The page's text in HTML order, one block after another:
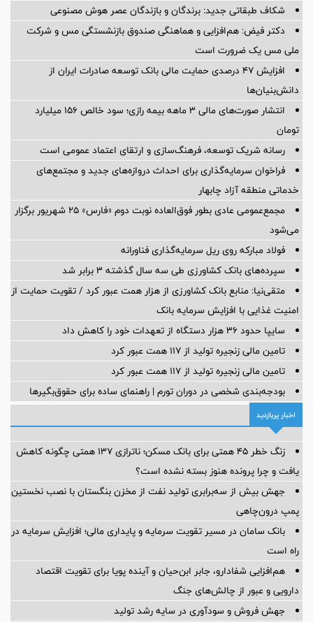
شکاف طبقاتی جدید: برندگان و بازندگان عصر هوش مصنوعی
دکتر فیض: هم‌افزایی و هماهنگی صندوق بازنشستگی مس و شرکت
ملی مس یک ضرورت است
افزایش ۴۷ درصدی حمایت مالی بانک توسعه صادرات ایران از
دانش‌بنیان‌ها
انتشار صورت‌های مالی ۳ ماهه بیمه رازی؛ سود خالص ۱۵۶ میلیارد
تومان
رسانه شریک توسعه، فرهنگ‌سازی و ارتقای اعتماد عمومی است
فراخوان سرمایه‌گذاری برای احداث دروازه‌های جدید و مجتمع‌های
خدماتی منطقه آزاد چابهار
مجمع‌عمومی عادی بطور فوق‌العاده نوبت دوم «فارس» ۲۵ شهریور برگزار
می‌شود
فولاد مبارکه روی ریل سرمایه‌گذاری فناورانه
سپرده‌های بانک کشاورزی طی سه سال گذشته ۳ برابر شد
متقی‌نیا: منابع بانک کشاورزی از هزار همت عبور کرد / تقویت حمایت از
امنیت غذایی با افزایش سرمایه بانک
سایپا حدود ۳۶ هزار دستگاه از تعهدات خود را کاهش داد
تامین مالی زنجیره تولید از 117 همت عبور کرد
تامین مالی زنجیره تولید از 117 همت عبور کرد
بودجه‌بندی شخصی در دوران تورم | راهنمای ساده برای حقوق‌بگیرها
اخبار پربازدید
زنگ خطر ۴۵ همتی برای بانک مسکن؛ ناترازی ۱۳۷ همتی چگونه کاهش
یافت و چرا پرونده هنوز بسته نشده است؟
جهش بیش از سه‌برابری تولید نفت از مخزن بنگستان با نصب نخستین
پمپ درون‌چاهی
بانک سامان در مسیر تقویت سرمایه و پایداری مالی؛ افزایش سرمایه در
راه است
هم‌افزایی شفادارو، جابر ابن‌حیان و آینده پویا برای تقویت اقتصاد
دارویی و عبور از چالش‌های جنگ
جهش فروش و سودآوری در سایه رشد تولید